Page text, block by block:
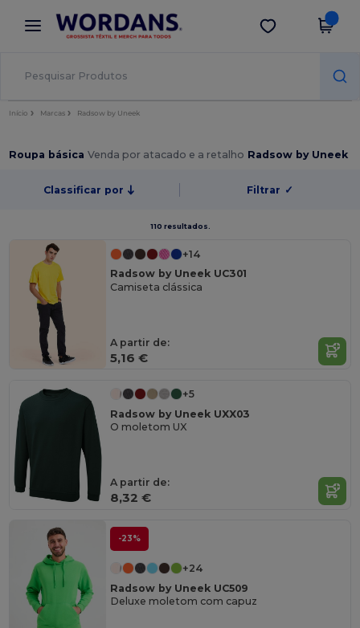
× App Wordans
Melhores preços na app!
Obter app
Início Marcas Radsow by Uneek
Roupa básicaVenda por atacado e a retalho Radsow by Uneek
Classificar por Filtrar ✓
110 resultados.
+14
Radsow by Uneek UC301
Camiseta clássica
A partir de:
5,16 €
+5
Radsow by Uneek UXX03
O moletom UX
A partir de:
8,32 €
-23%
+24
Radsow by Uneek UC509
Deluxe moletom com capuz